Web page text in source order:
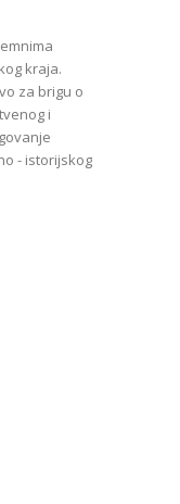
kraja.
za brigu o
i
- istorijskog